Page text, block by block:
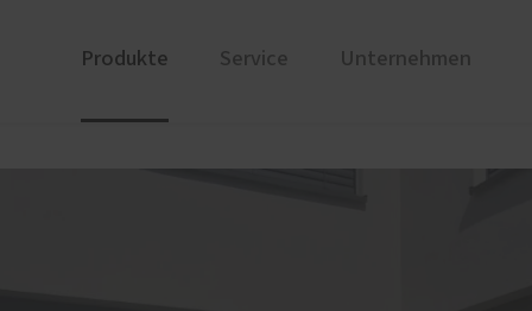
Produkte
PaX Balkon- &
Service
Wartung
Unternehmen
Referenzen Über